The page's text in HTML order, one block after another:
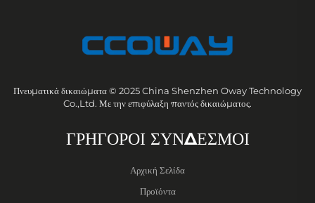
Πνευματικά δικαιώματα © 2025 China Shenzhen Oway Technology
Co.,Ltd. Με την επιφύλαξη παντός δικαιώματος.
ΓΡΗΓΟΡΟΙ ΣΥΝΔΕΣΜΟΙ
Αρχική Σελίδα
Προϊόντα